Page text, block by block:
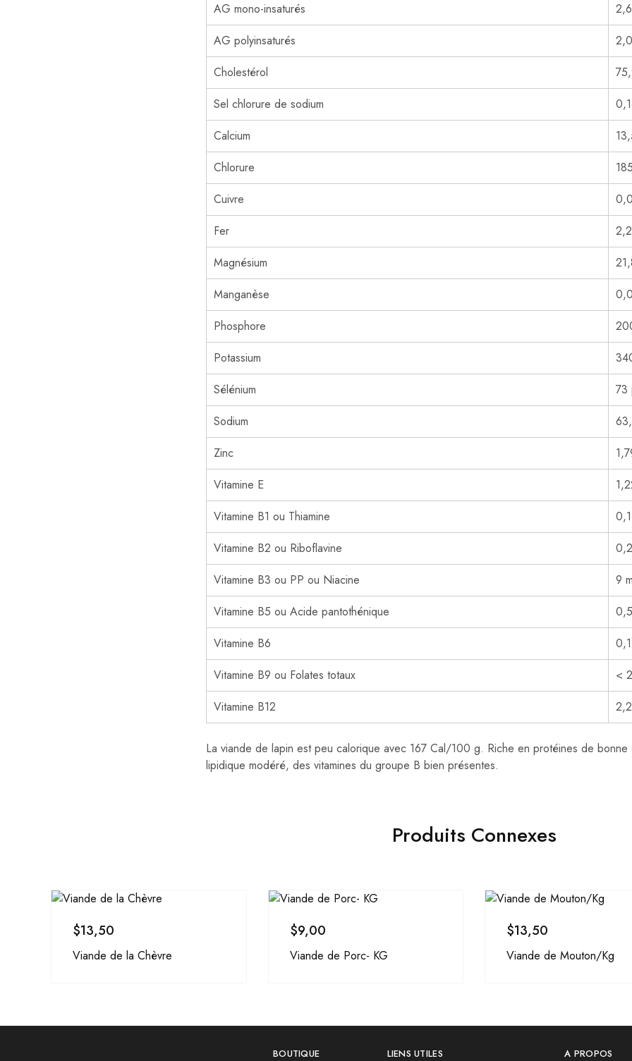
AG mono-insaturés
AG polyinsaturés
Cholestérol
Sel chlorure de sodium
Calcium
Chlorure
Cuivre
Fer
Magnésium
Manganèse
Phosphore
Potassium
Sélénium
73
Sodium
Zinc
Vitamine E
Vitamine B1 ou Thiamine
Vitamine B2 ou Riboflavine
Vitamine B3 ou PP ou Niacine
9
Vitamine B5 ou Acide pantothénique
Vitamine B6
Vitamine B9 ou Folates totaux
<
Vitamine B12
La viande de lapin est peu calorique avec 167 Cal/100 g. Riche en protéines de bonne
lipidique modéré, des vitamines du groupe B bien présentes.
Produits Connexes
$13,50
Viande de la Chèvre
$9,00
Viande de Porc- KG
$13,50
Viande de Mouton/Kg
BOUTIQUE LIENS UTILES A PROPOS